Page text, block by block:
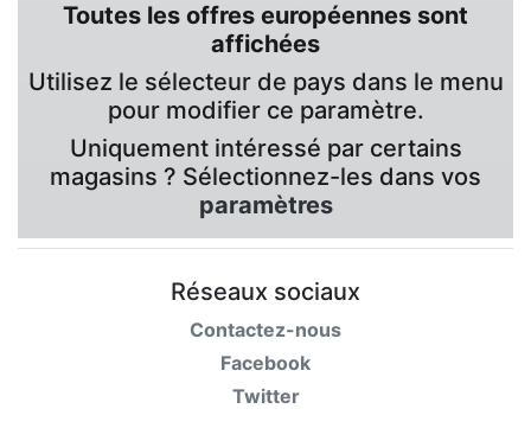
Toutes les offres européennes sont
affichées
Utilisez le sélecteur de pays dans le menu
pour modifier ce paramètre.
Uniquement intéressé par certains
magasins ? Sélectionnez-les dans vos
paramètres
Réseaux sociaux
Contactez-nous
Facebook
Twitter